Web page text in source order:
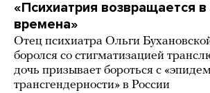
«Психиатрия возвращается
времена»
Отец психиатра Ольги
боролся со стигматизацией
дочь призывает бороться с
трансгендерности» в России